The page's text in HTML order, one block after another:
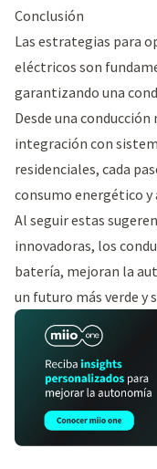
Conclusión
Las estrategias para
eléctricos son
garantizando una
Desde una
integración con
residenciales, cada
consumo energético y
Al seguir estas
innovadoras, los
batería, mejoran la
un futuro más verde y